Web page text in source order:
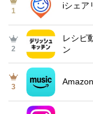
1
iシェア
2
レシピ
ン
3